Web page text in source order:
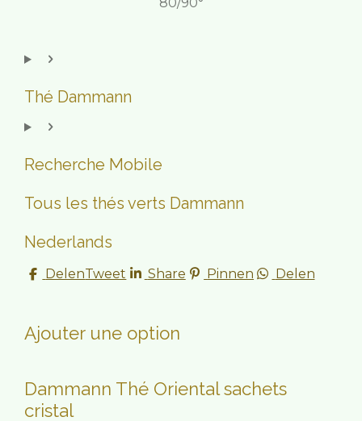
Thé Dammann
Recherche Mobile
Tous les thés verts Dammann
Nederlands
DelenTweet Share Pinnen Delen
Ajouter une option
Dammann Thé Oriental sachets
cristal